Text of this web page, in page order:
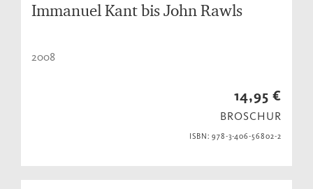
Immanuel Kant bis John Rawls
2008
14,95 €
BROSCHUR
ISBN: 978-3-406-56802-2